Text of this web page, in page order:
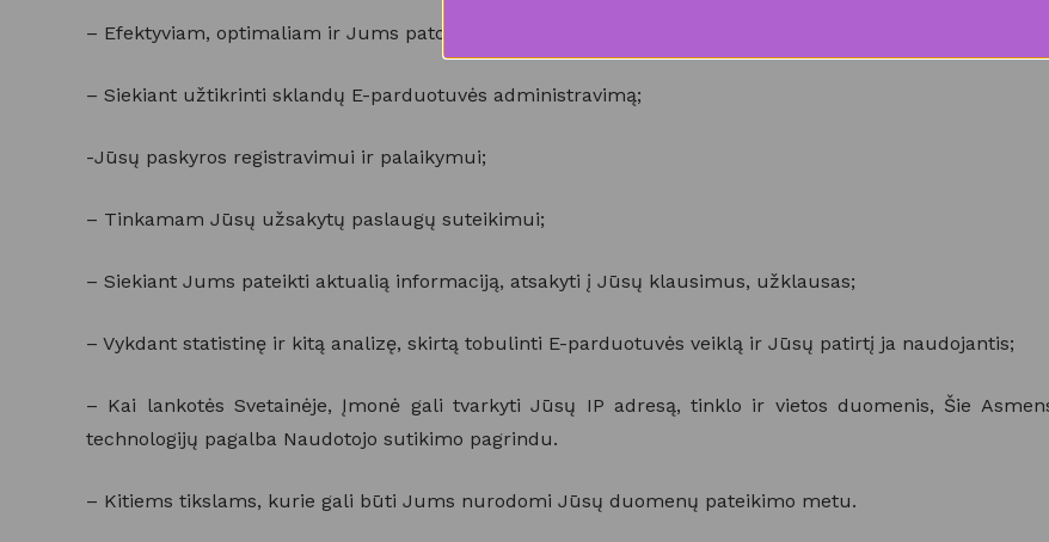
– Efektyviam, optimaliam ir Jums patogiam E-parduotuvės funkcionavimui;
– Siekiant užtikrinti sklandų E-parduotuvės administravimą;
-Jūsų paskyros registravimui ir palaikymui;
– Tinkamam Jūsų užsakytų paslaugų suteikimui;
– Siekiant Jums pateikti aktualią informaciją, atsakyti į Jūsų klausimus, užklausas;
– Vykdant statistinę ir kitą analizę, skirtą tobulinti E-parduotuvės veiklą ir Jūsų patirtį ja naudojantis;
– Kai lankotės Svetainėje, Įmonė gali tvarkyti Jūsų IP adresą, tinklo ir vietos duomenis, Šie
technologijų pagalba Naudotojo sutikimo pagrindu.
– Kitiems tikslams, kurie gali būti Jums nurodomi Jūsų duomenų pateikimo metu.